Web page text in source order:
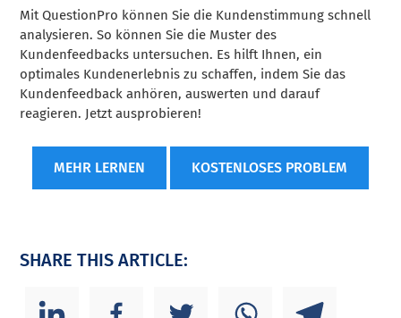
Mit QuestionPro können Sie die Kundenstimmung schnell
analysieren. So können Sie die Muster des
Kundenfeedbacks untersuchen. Es hilft Ihnen, ein
optimales Kundenerlebnis zu schaffen, indem Sie das
Kundenfeedback anhören, auswerten und darauf
reagieren. Jetzt ausprobieren!
MEHR LERNEN KOSTENLOSES PROBLEM
SHARE THIS ARTICLE: